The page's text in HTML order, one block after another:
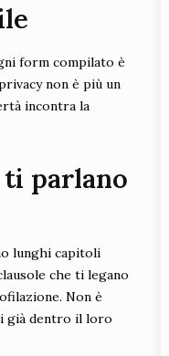
form compilato è
non è più un
incontra la
parlano
lunghi capitoli
che ti legano
Non è
già dentro il loro